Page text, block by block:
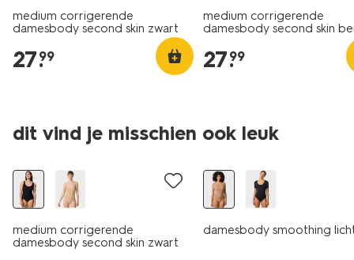
medium corrigerende
damesbody second skin zwart
27.
99
medium corrigerende
damesbody second skin
27.
99
dit vind je misschien ook leuk
medium corrigerende
damesbody second skin zwart
laag geprijsd
damesbody smoothing